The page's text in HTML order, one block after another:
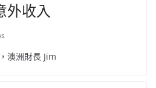
外收入
澳洲財長 Jim